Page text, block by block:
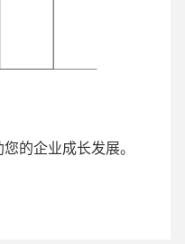
的企业成长发展。